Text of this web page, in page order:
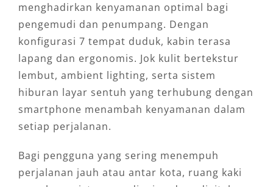
menghadirkan kenyamanan optimal bagi
pengemudi dan penumpang. Dengan
konfigurasi 7 tempat duduk, kabin terasa
lapang dan ergonomis. Jok kulit bertekstur
lembut, ambient lighting, serta sistem
hiburan layar sentuh yang terhubung dengan
smartphone menambah kenyamanan dalam
setiap perjalanan.
Bagi pengguna yang sering menempuh
perjalanan jauh atau antar kota, ruang kaki